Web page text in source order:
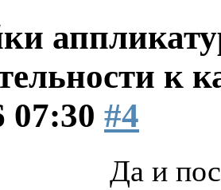
к
07:30 #4
Да и